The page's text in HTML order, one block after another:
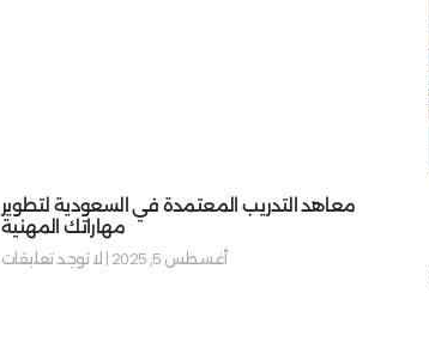
معاهد التدريب المعتمدة في السعودية لتطوير
مهاراتك المهنية
أغسطس 5, 2025
لا توجد تعليقات